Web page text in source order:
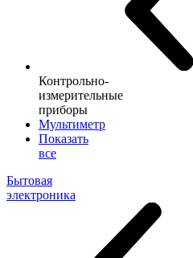
Контрольно-
измерительные
приборы
Мультиметр
Показать
все
Бытовая
электроника